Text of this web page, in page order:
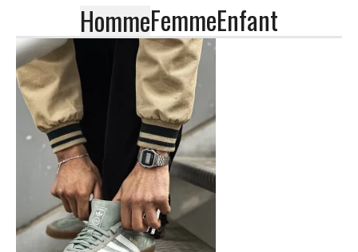
HommeFemmeEnfant